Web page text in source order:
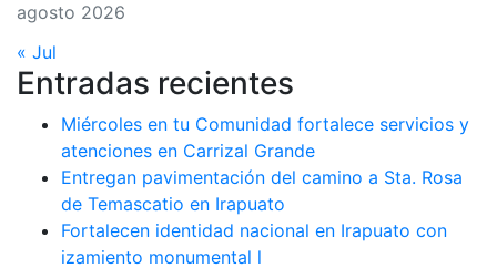
agosto 2026
« Jul
Entradas recientes
Miércoles en tu Comunidad fortalece servicios y
atenciones en Carrizal Grande
Entregan pavimentación del camino a Sta. Rosa
de Temascatio en Irapuato
Fortalecen identidad nacional en Irapuato con
izamiento monumental l